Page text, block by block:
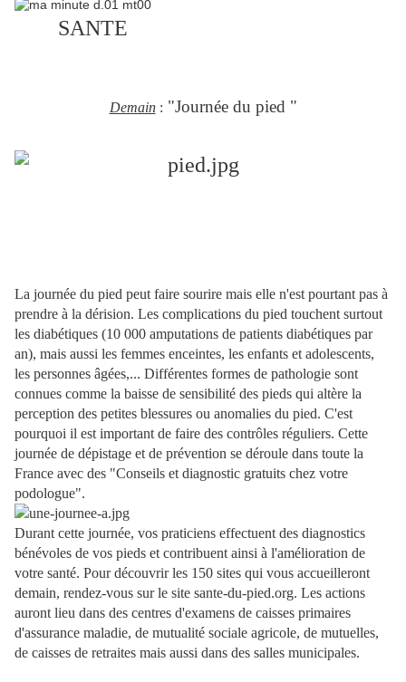
SANTE
Demain: "Journée du pied "
La journée du pied peut faire sourire mais elle n'est pourtant pas à
prendre à la dérision. Les complications du pied touchent surtout
les diabétiques (10 000 amputations de patients diabétiques par
an), mais aussi les femmes enceintes, les enfants et adolescents,
les personnes âgées,... Différentes formes de pathologie sont
connues comme la baisse de sensibilité des pieds qui altère la
perception des petites blessures ou anomalies du pied. C'est
pourquoi il est important de faire des contrôles réguliers. Cette
journée de dépistage et de prévention se déroule dans toute la
France avec des "Conseils et diagnostic gratuits chez votre
podologue".
Durant cette journée, vos praticiens effectuent des diagnostics
bénévoles de vos pieds et contribuent ainsi à l'amélioration de
votre santé. Pour découvrir les 150 sites qui vous accueilleront
demain, rendez-vous sur le site sante-du-pied.org. Les actions
auront lieu dans des centres d'examens de caisses primaires
d'assurance maladie, de mutualité sociale agricole, de mutuelles,
de caisses de retraites mais aussi dans des salles municipales.